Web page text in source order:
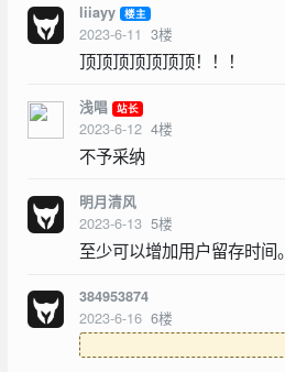
liiayy 楼主
2023-6-11 3楼
顶顶顶顶顶顶顶！！！
浅唱 站长
2023-6-12 4楼
不予采纳
明月清风
2023-6-13 5楼
至少可以增加用户留存时间。
384953874
2023-6-16 6楼